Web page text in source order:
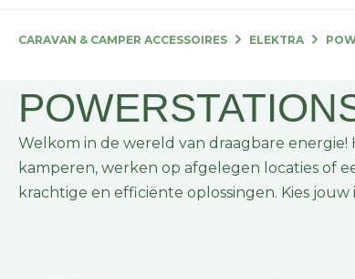
CARAVAN & CAMPER ACCESSOIRES ELEKTRA
Welkom in de wereld van draagbare
kamperen, werken op afgelegen locaties of
krachtige en efficiënte oplossingen. Kies